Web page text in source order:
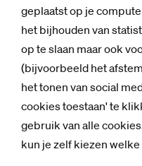
geplaatst op je
het bijhouden van
op te slaan maar ook
(bijvoorbeeld het
het tonen van social
cookies toestaan' te
gebruik van alle
kun je zelf kiezen